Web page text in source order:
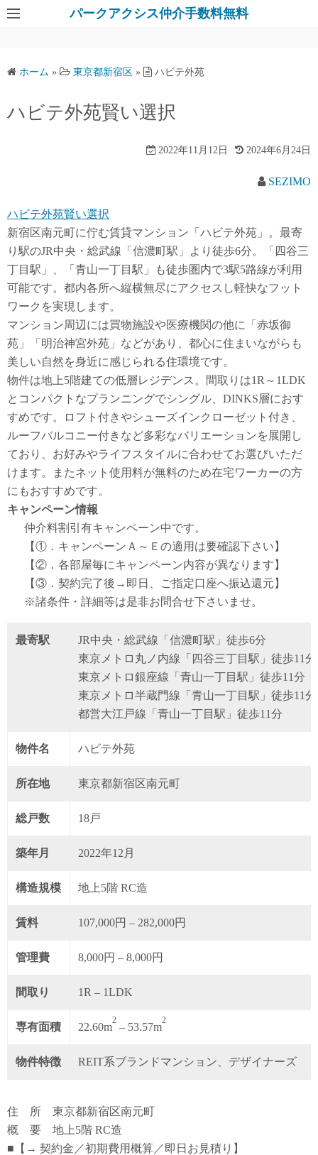
パークアクシス仲介手数料無料
ホーム » 東京都新宿区 » ハビテ外苑
ハビテ外苑賢い選択
2022年11月12日 2024年6月24日
SEZIMO
ハビテ外苑賢い選択
新宿区南元町に佇む賃貸マンション「ハビテ外苑」。最寄
り駅のJR中央・総武線「信濃町駅」より徒歩6分。「四谷三
丁目駅」、「青山一丁目駅」も徒歩圏内で3駅5路線が利用
可能です。都内各所へ縦横無尽にアクセスし軽快なフット
ワークを実現します。
マンション周辺には買物施設や医療機関の他に「赤坂御
苑」「明治神宮外苑」などがあり、都心に住まいながらも
美しい自然を身近に感じられる住環境です。
物件は地上5階建ての低層レジデンス。間取りは1R～1LDK
とコンパクトなプランニングでシングル、DINKS層におす
すめです。ロフト付きやシューズインクローゼット付き、
ルーフバルコニー付きなど多彩なバリエーションを展開し
ており、お好みやライフスタイルに合わせてお選びいただ
けます。またネット使用料が無料のため在宅ワーカーの方
にもおすすめです。
キャンペーン情報
仲介料割引有キャンペーン中です。
【①．キャンペーンＡ～Ｅの適用は要確認下さい】
【②．各部屋毎にキャンペーン内容が異なります】
【③．契約完了後→即日、ご指定口座へ振込還元】
※諸条件・詳細等は是非お問合せ下さいませ。
最寄駅
JR中央・総武線「信濃町駅」徒歩6分
東京メトロ丸ノ内線「四谷三丁目駅」徒歩11分
東京メトロ銀座線「青山一丁目駅」徒歩11分
東京メトロ半蔵門線「青山一丁目駅」徒歩11分
都営大江戸線「青山一丁目駅」徒歩11分
物件名 ハビテ外苑
所在地 東京都新宿区南元町
総戸数 18戸
築年月 2022年12月
構造規模 地上5階 RC造
賃料 107,000円 – 282,000円
管理費 8,000円 – 8,000円
間取り 1R – 1LDK
専有面積 22.60m
2
– 53.57m
2
物件特徴 REIT系ブランドマンション、デザイナーズ
住 所 東京都新宿区南元町
概 要 地上5階 RC造
■【→ 契約金／初期費用概算／即日お見積り】